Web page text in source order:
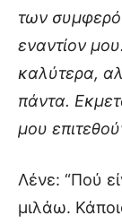
των
εναντίον
καλύτερα,
πάντα.
μου
Λένε: “Πού
μιλάω.